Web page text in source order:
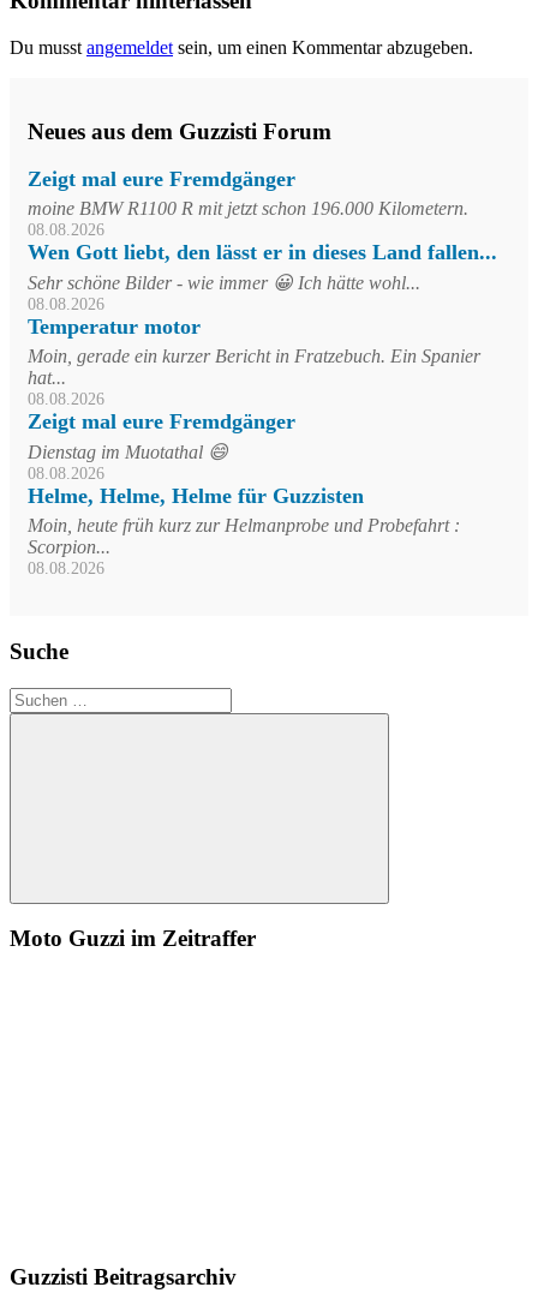
Du musst angemeldet sein, um einen Kommentar abzugeben.
Neues aus dem Guzzisti Forum
Zeigt mal eure Fremdgänger
moine BMW R1100 R mit jetzt schon 196.000 Kilometern.
08.08.2026
Wen Gott liebt, den lässt er in dieses Land fallen...
Sehr schöne Bilder - wie immer 😀 Ich hätte wohl...
08.08.2026
Temperatur motor
Moin, gerade ein kurzer Bericht in Fratzebuch. Ein Spanier
hat...
08.08.2026
Zeigt mal eure Fremdgänger
Dienstag im Muotathal 😄
08.08.2026
Helme, Helme, Helme für Guzzisten
Moin, heute früh kurz zur Helmanprobe und Probefahrt :
Scorpion...
08.08.2026
Suche
Suchen
nach:
Suchen
Moto Guzzi im Zeitraffer
Guzzisti Beitragsarchiv